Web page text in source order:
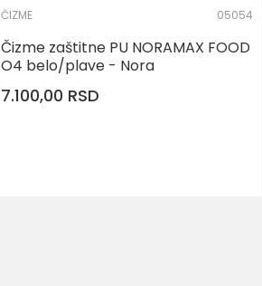
ČIZME 05054
Čizme zaštitne PU NORAMAX FOOD
O4 belo/plave - Nora
7.100,00 RSD